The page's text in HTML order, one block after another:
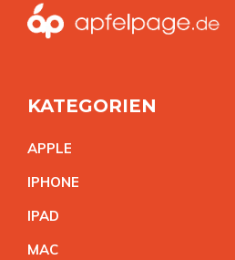
KATEGORIEN
APPLE
IPHONE
IPAD
MAC